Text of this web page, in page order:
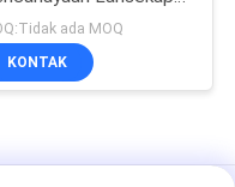
Ruangan Atau
Dalam
ada MOQ
KONTAK